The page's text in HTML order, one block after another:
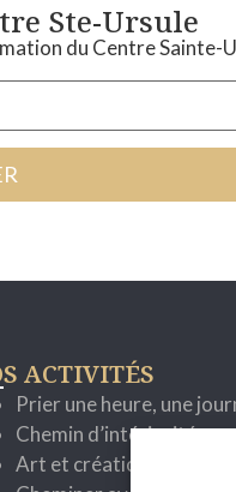
Ste-Ursule
du Centre Sainte-
ACTIVITÉS
Prier une heure, une
Chemin d’intériorité
Art et création